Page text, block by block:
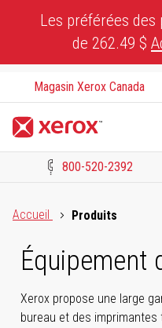
Les préférées
de 262.49 $
Magasin Xerox Canada
800-520-2392
Accueil
Produits
Équipement
Xerox propose une large
bureau et des imprimantes